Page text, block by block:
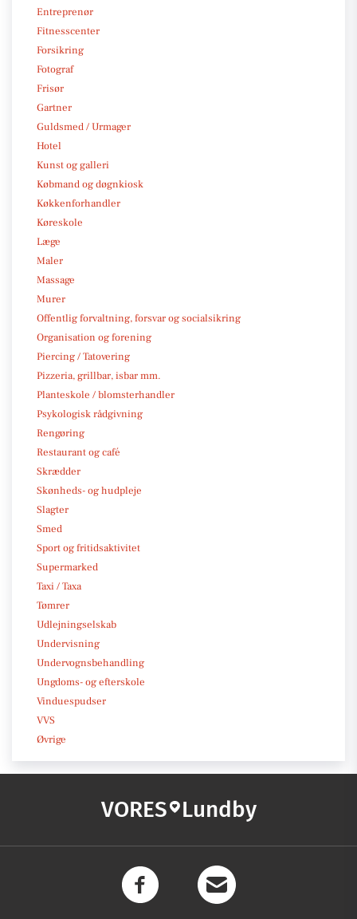
Entreprenør
Fitnesscenter
Forsikring
Fotograf
Frisør
Gartner
Guldsmed / Urmager
Hotel
Kunst og galleri
Købmand og døgnkiosk
Køkkenforhandler
Køreskole
Læge
Maler
Massage
Murer
Offentlig forvaltning, forsvar og socialsikring
Organisation og forening
Piercing / Tatovering
Pizzeria, grillbar, isbar mm.
Planteskole / blomsterhandler
Psykologisk rådgivning
Rengøring
Restaurant og café
Skrædder
Skønheds- og hudpleje
Slagter
Smed
Sport og fritidsaktivitet
Supermarked
Taxi / Taxa
Tømrer
Udlejningselskab
Undervisning
Undervognsbehandling
Ungdoms- og efterskole
Vinduespudser
VVS
Øvrige
VORES Lundby